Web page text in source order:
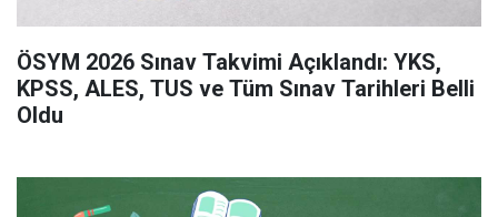
ÖSYM 2026 Sınav Takvimi Açıklandı: YKS,
KPSS, ALES, TUS ve Tüm Sınav Tarihleri Belli
Oldu